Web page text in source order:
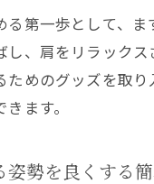
る第一歩として、
し、肩をリラック
ためのグッズを取
ます。
姿勢を良くする